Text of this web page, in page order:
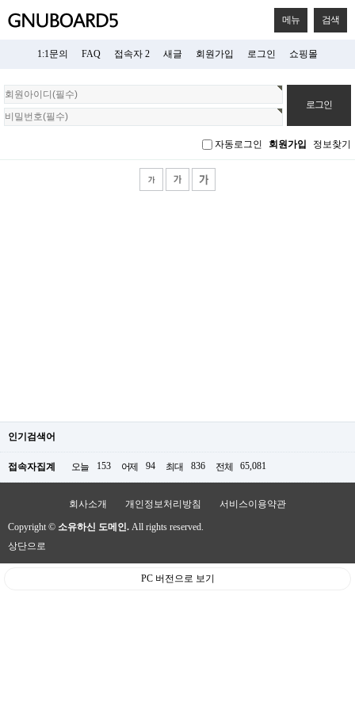
메뉴 검색
1:1문의 FAQ 접속자 2 새글 회원가입 로그인 쇼핑몰
회
원
로
자동로그인 회원가입 정보찾기
인기검색어
접속자집계 오늘 153 어제 94 최대 836 전체 65,081
회사소개 개인정보처리방침 서비스이용약관
Copyright © 소유하신 도메인. All rights reserved.
상단으로
PC 버전으로 보기